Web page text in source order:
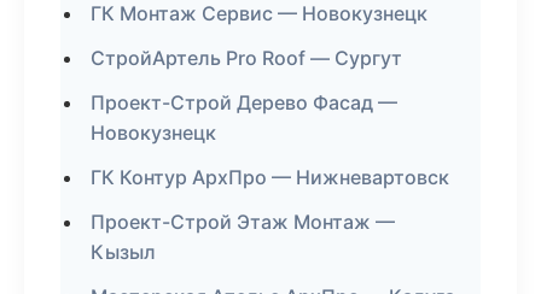
ГК Монтаж Сервис — Новокузнецк
СтройАртель Pro Roof — Сургут
Проект-Строй Дерево Фасад —
Новокузнецк
ГК Контур АрхПро — Нижневартовск
Проект-Строй Этаж Монтаж —
Кызыл